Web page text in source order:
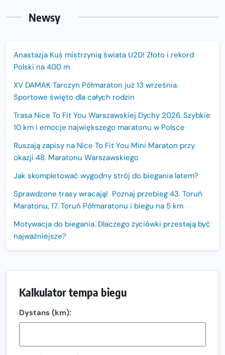
Newsy
Anastazja Kuś mistrzynią świata U20! Złoto i rekord
Polski na 400 m
XV DAMAK Tarczyn Półmaraton już 13 września.
Sportowe święto dla całych rodzin
Trasa Nice To Fit You Warszawskiej Dychy 2026. Szybkie
10 km i emocje największego maratonu w Polsce
Ruszają zapisy na Nice To Fit You Mini Maraton przy
okazji 48. Maratonu Warszawskiego
Jak skompletować wygodny strój do biegania latem?
Sprawdzone trasy wracają! Poznaj przebieg 43. Toruń
Maratonu, 17. Toruń Półmaratonu i biegu na 5 km
Motywacja do biegania. Dlaczego życiówki przestają być
najważniejsze?
Sprawdzony przebieg i profil stworzony do szybkiego
biegania
Amazfit Balance 3: Kompleksowe narzędzie dla biegacza
Kalkulator tempa biegu
Dystans (km):